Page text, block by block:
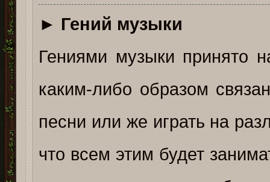
► Гений музыки
Гениями музыки принято
каким-либо образом
песни или же играть на
что всем этим будет